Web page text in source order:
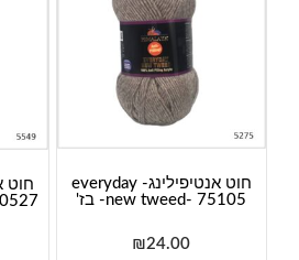
חוט אנטיפילינג- everyday
new tweed- 75105- בז'
₪24.00